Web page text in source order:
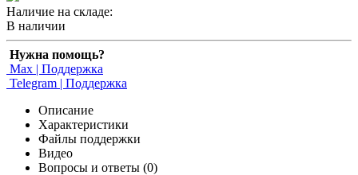
Наличие на складе:
В наличии
Нужна помощь?
Max | Поддержка
Telegram | Поддержка
Описание
Характеристики
Файлы поддержки
Видео
Вопросы и ответы (0)